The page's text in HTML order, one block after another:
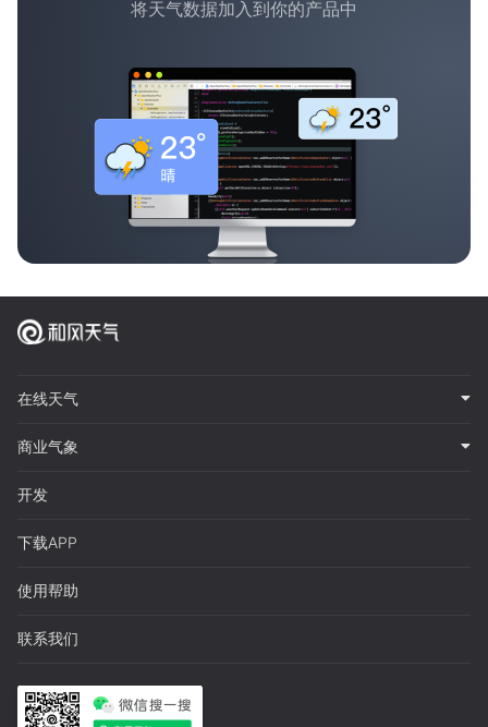
将天气数据加入到你的产品中
在线天气
商业气象
开发
下载APP
使用帮助
联系我们